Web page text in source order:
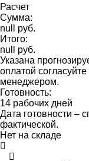
Расчет
Сумма:
null руб.
Итого:
null руб.
Указана
оплатой
менеджером.
Готовность:
14 рабочих дней
Дата готовности –
фактической.
Нет на складе